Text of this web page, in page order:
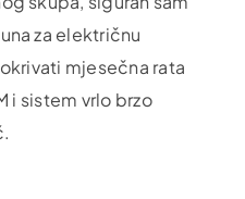
za električnu
mjesečna rata
i sistem vrlo brzo